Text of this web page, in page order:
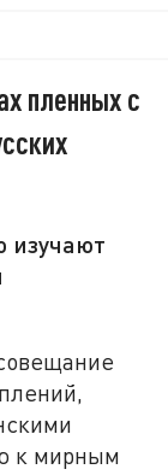
пленных с
изучают
к мирным